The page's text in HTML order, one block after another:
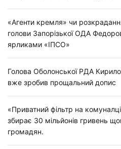
«Агенти кремля» чи
голови Запорізької ОДА
ярликами «ІПСО»
Голова Оболонської РДА
вже зробив прощальний допис
«Приватний фільтр на
збирає 30 мільйонів гривень
громадян.